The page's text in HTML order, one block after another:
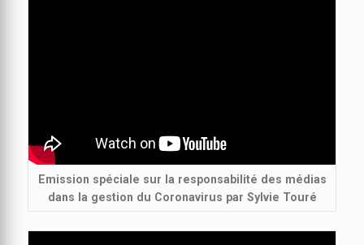
Emission spéciale sur la responsabilité des médias
dans la gestion du Coronavirus par Sylvie Touré